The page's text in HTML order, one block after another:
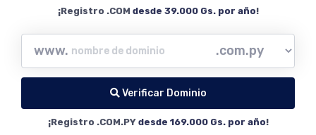
¡Registro .COM desde 39.000 Gs. por año!
www.
Verificar Dominio
¡Registro .COM.PY desde 169.000 Gs. por año!